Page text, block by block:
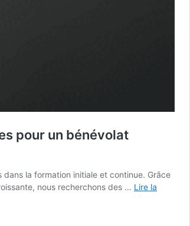
pour un bénévolat
dans la formation initiale et continue. Grâce
nous recherchons des … Lire la